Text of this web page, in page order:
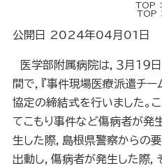
TOP
TOP
公開日 2024年04月01日
医学部附属病院は，３月１９
間で，『事件現場医療派遣チー
協定の締結式を行いました。
てこもり事件など傷病者が発
生した際，島根県警察からの
出動し，傷病者が発生した際